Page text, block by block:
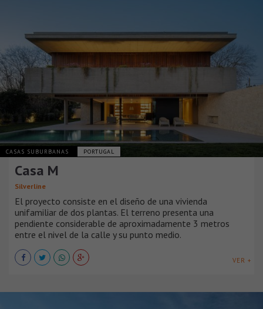
CASAS SUBURBANAS PORTUGAL
Casa M
Silverline
El proyecto consiste en el diseño de una vivienda
unifamiliar de dos plantas. El terreno presenta una
pendiente considerable de aproximadamente 3 metros
entre el nivel de la calle y su punto medio.
VER +